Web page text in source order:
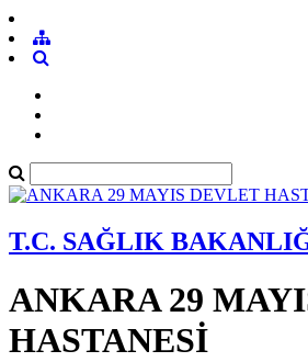
T.C. SAĞLIK
ANKARA 29
HASTANESİ